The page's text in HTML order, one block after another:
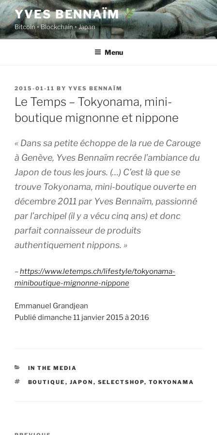
Skip
to
content
YVES BENNAÏM
Bitcoin ◦ Blockchain ◦ Japan
Menu
POSTED
ON
2015-01-11 BY YVES BENNAÏM
Le Temps – Tokyonama, mini-
boutique mignonne et nippone
« Dans sa petite échoppe de la rue de Carouge
à Genève, Yves Bennaïm recrée l’ambiance du
Japon de tous les jours. (…) C’est là que se
trouve Tokyonama, mini-boutique ouverte en
décembre 2011 par Yves Bennaïm, passionné
par l’archipel (il y a vécu cinq ans) et donc
parfait connaisseur de produits
authentiquement nippons. »
–https://www.letemps.ch/lifestyle/tokyonama-
miniboutique-mignonne-nippone
Emmanuel Grandjean
Publié dimanche 11 janvier 2015 à 20:16
CATEGORIES
IN THE MEDIA
TAGS
BOUTIQUE , JAPON , SELECTSHOP, TOKYONAMA